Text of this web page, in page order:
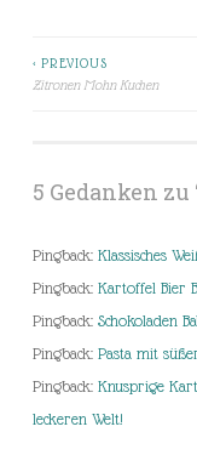
< PREVIOUS
Zitronen Mohn Kuchen
5 Gedanken zu
Pingback: Klassisches
Pingback: Kartoffel Bier
Pingback: Schokoladen
Pingback: Pasta mit
Pingback: Knusprige
leckeren Welt!